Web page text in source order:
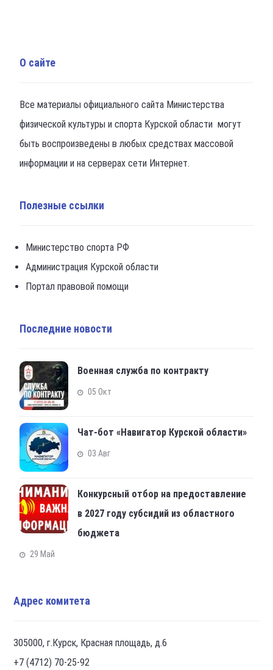
О сайте
Все материалы официального сайта Министерства
физической культуры и спорта Курской области могут
быть воспроизведены в любых средствах массовой
информации и на серверах сети Интернет.
Полезные ссылки
Министерство спорта РФ
Администрация Курской области
Портал правовой помощи
Последние новости
Военная служба по контракту
05 Окт
Чат-бот «Навигатор Курской области»
03 Авг
Конкурсный отбор на предоставление
в 2027 году субсидий из областного
бюджета
29 Май
Адрес комитета
305000, г.Курск, Красная площадь, д.6
+7 (4712) 70-25-92